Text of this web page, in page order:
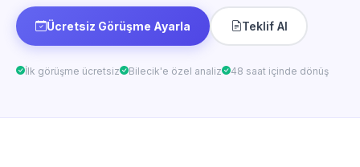
Ücretsiz Görüşme Ayarla Teklif Al
İlk görüşme ücretsiz Bilecik'e özel analiz 48 saat içinde dönüş